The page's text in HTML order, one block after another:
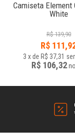
Camiseta Element
White
R$ 139,90
R$
3 xde R$ 37,31
R$ 106,32no